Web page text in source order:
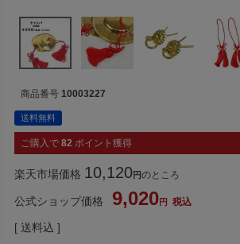
商品番号 10003227
送料無料
ご購入で 82 ポイント獲得
楽天市場価格 10,120 のところ
公式ショップ価格 9,020 税込
送料込